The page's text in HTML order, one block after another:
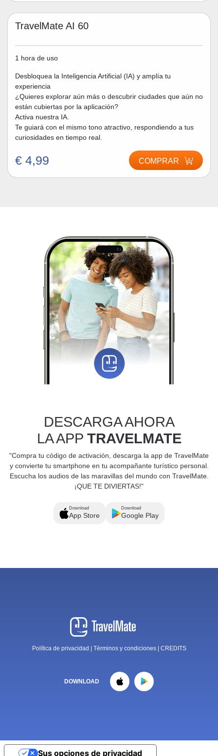
TravelMate AI 60
1 hora de uso
Desbloquea la Inteligencia Artificial (IA) y amplía tu
experiencia
¿Quieres explorar aún más o descubrir ciudades que aún no
están cubiertas por la aplicación?
Activa nuestra IA.
Te guiará con el mismo tono atractivo, respondiendo a tus
curiosidades en tiempo real.
€ 4,99 COMPRAR
DESCARGA AHORA
LA APP TRAVELMATE
"Compra tu código de activación, descarga la app de TravelMate
y convierte tu smartphone en tu acompañante turístico personal.
Escucha los audios de las maravillas del mundo con TravelMate.
¡QUE TE DIVIERTAS!"
Download
App Store
Download
Google Play
Política de privacidad Términos y condiciones CREDITS
DOWNLOAD
Sus opciones de privacidad